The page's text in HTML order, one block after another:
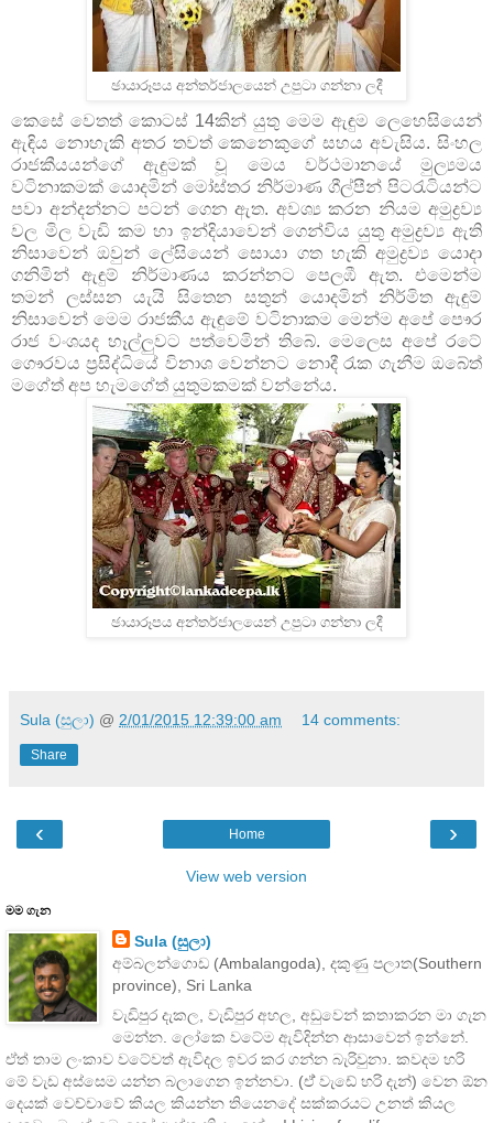
ඡායාරූපය අන්තර්ජාලයෙන් උපුටා ගන්නා ලදී
කෙසේ වෙතත් කොටස් 14කින් යුතු මෙම ඇඳුම ලෙහෙසියෙන්
ඇඳිය නොහැකි අතර තවත් කෙනෙකුගේ සහය අවැසිය. සිංහල
රාජකීයයන්ගේ ඇඳුමක් වූ මෙය වර්ථමානයේ මුල්‍යමය
වටිනාකමක් යොදමින් මෝස්තර නිර්මාණ ගීල්පීන් පිටරැටියන්ට
පවා අන්දන්නට පටන් ගෙන ඇත. අවශ්‍ය කරන නියම අමුද්‍රව්‍ය‍
වල මිල වැඩි කම හා ඉන්දියාවෙන් ගෙන්විය යුතු අමුද්‍රව්‍ය ඇති
නිසාවෙන් ඔවුන් ලේසියෙන් සොයා ගත හැකි අමුද්‍රව්‍ය යොදා
ගනිමින් ඇඳුම් නිර්මාණය කරන්නට පෙලඹී ඇත. එමෙන්ම
තමන් ලස්සන යැයි සිතෙන සතුන් යොදමින් නිර්මිත ඇඳුම්
නිසාවෙන් මෙම රාජකීය ඇඳුමේ වටිනාකම මෙන්ම අපේ පෞර
රාජ වංශයද හෑල්ලුවට පත්වෙමින් තිබේ. මෙලෙස අපේ රටේ
ගෞරවය ප්‍රසිද්ධියේ විනාශ වෙන්නට නොදී රැක ගැනීම ඔබේත්
මගේත් අප හැමගේත් යුතුමකමක් වන්නේය.
ඡායාරූපය අන්තර්ජාලයෙන් උපුටා ගන්නා ලදී
Sula (සුලා) @ 2/01/2015 12:39:00 am 14 comments:
Share
‹ ›
Home
View web version
මම ගැන
Sula (සුලා)
අම්බලන්ගොඩ (Ambalangoda), දකුණු පලාත(Southern
province), Sri Lanka
වැඩිපුර දැකල, වැඩිපුර අහල, අඩුවෙන් කතාකරන මා ගැන
මෙන්න. ලෝකෙ වටේම ඇවිදින්න ආසාවෙන් ඉන්නේ.
ඒත් තාම ලංකාව වටේවත් ඇවිදල ඉවර කර ගන්න බැරිවුනා. කවදම හරි
මේ වැඩ අස්සෙම යන්න බලාගෙන ඉන්නවා. (ඒ් වැඩේ හරි දැන්) වෙන ඕන
දෙයක් වෙච්චාවේ කියල කියන්න තියෙනදේ සක්කරයට උනත් කියල